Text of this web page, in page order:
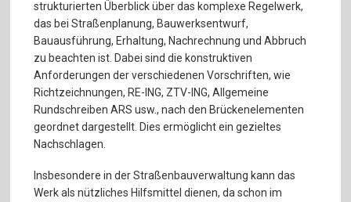
strukturierten Überblick über das komplexe Regelwerk,
das bei Straßenplanung, Bauwerksentwurf,
Bauausführung, Erhaltung, Nachrechnung und Abbruch
zu beachten ist. Dabei sind die konstruktiven
Anforderungen der verschiedenen Vorschriften, wie
Richtzeichnungen, RE-ING, ZTV-ING, Allgemeine
Rundschreiben ARS usw., nach den Brückenelementen
geordnet dargestellt. Dies ermöglicht ein gezieltes
Nachschlagen.
Insbesondere in der Straßenbauverwaltung kann das
Werk als nützliches Hilfsmittel dienen, da schon im